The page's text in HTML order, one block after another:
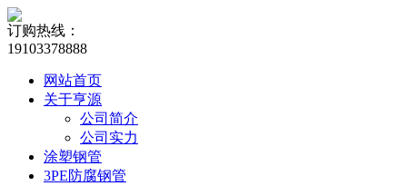
订购热线：
19103378888
网站首页
关于亨源
公司简介
公司实力
涂塑钢管
3PE防腐钢管